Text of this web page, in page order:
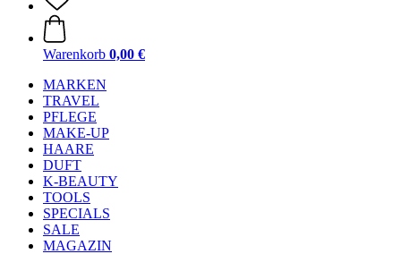
Warenkorb 0,00 €
MARKEN
TRAVEL
PFLEGE
MAKE-UP
HAARE
DUFT
K-BEAUTY
TOOLS
SPECIALS
SALE
MAGAZIN